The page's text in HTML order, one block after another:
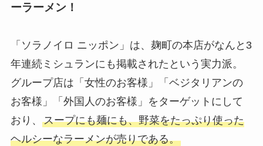
ーラーメン！
「ソラノイロ ニッポン」は、麹町の本店がなんと3
年連続ミシュランにも掲載されたという実力派。
グループ店は「女性のお客様」「ベジタリアンの
お客様」「外国人のお客様」をターゲットにして
おり、 スープにも麺にも、野菜をたっぷり使った
ヘルシーなラーメンが売りである。